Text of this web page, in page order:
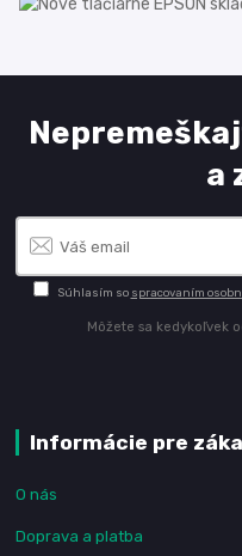
a
Súhlasím so spracovaním
Môžete sa kedykoľvek
Informácie pre
O nás
Doprava a platba